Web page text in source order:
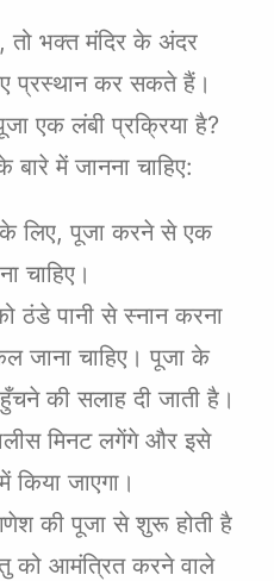
तो भक्त मंदिर के अंदर
प्रस्थान कर सकते हैं।
एक लंबी प्रक्रिया है?
में जानना चाहिए:
लिए, पूजा करने से एक
चाहिए।
ठंडे पानी से स्नान करना
जाना चाहिए। पूजा के
की सलाह दी जाती है।
मिनट लगेंगे और इसे
किया जाएगा।
की पूजा से शुरू होती है
को आमंत्रित करने वाले